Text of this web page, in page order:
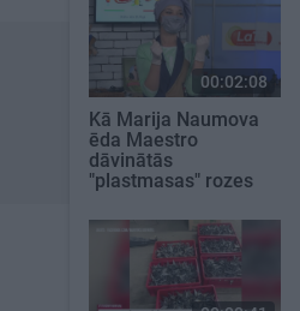
00:02:08
Kā Marija Naumova
ēda Maestro
dāvinātās
"plastmasas" rozes